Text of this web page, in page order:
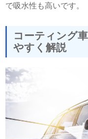
で吸水性も高いです。
コーティング
やすく解説